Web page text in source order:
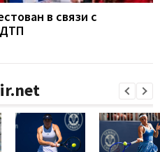
в связи с